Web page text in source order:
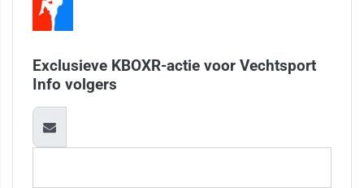
Exclusieve KBOXR-actie voor Vechtsport
Info volgers